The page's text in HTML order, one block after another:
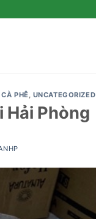
PHÊ, UNCATEGORIZED
Hải Phòng